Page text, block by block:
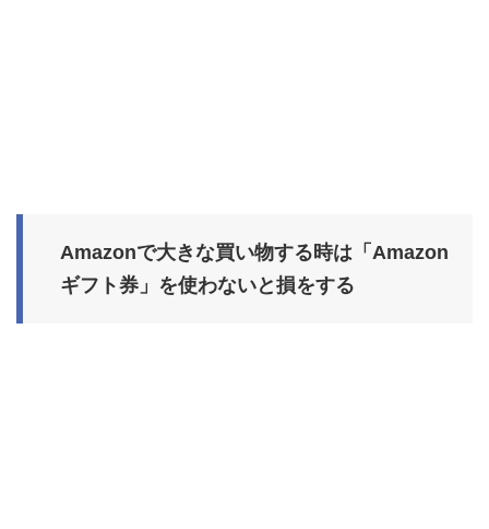
Amazonで大きな買い物する時は「Amazon
ギフト券」を使わないと損をする